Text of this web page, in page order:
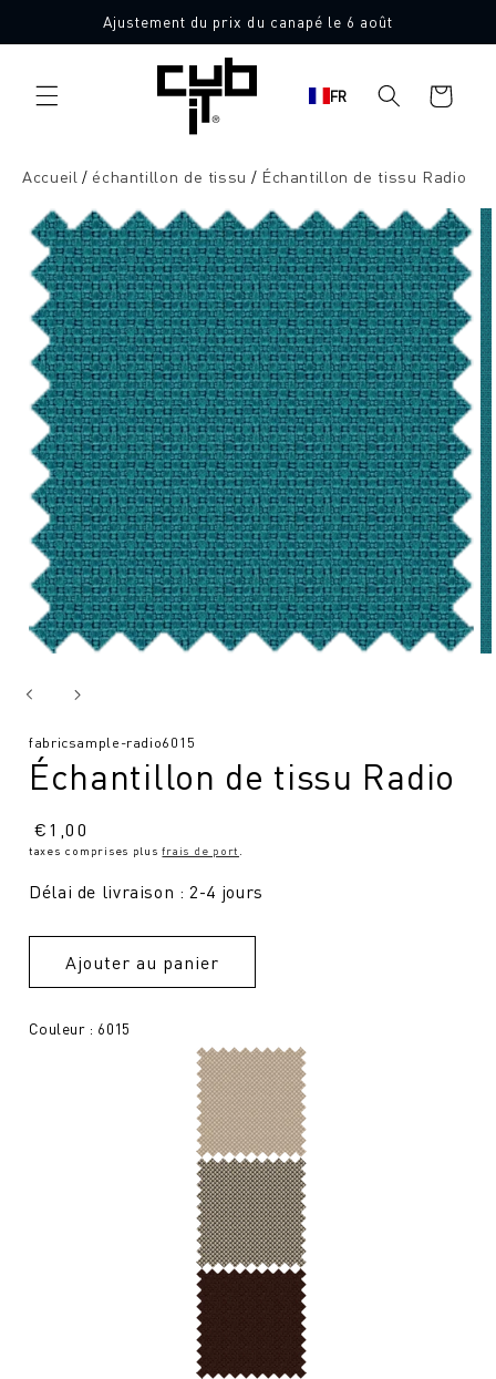
directement
au contenu
Ajustement du prix du canapé le 6 août
FR
Panier
d'achat
Accueil échantillon de tissu Échantillon de tissu Radio
l'information
sur le
produit
10 échantillons de tissu gratuits
SKU
fabricsample-radio6015
Échantillon de tissu Radio
Prix
normal
€1,00
taxes comprises plusfrais de port
Délai de livraison : 2-4 jours
Ajouter au panier
Couleur : 6015